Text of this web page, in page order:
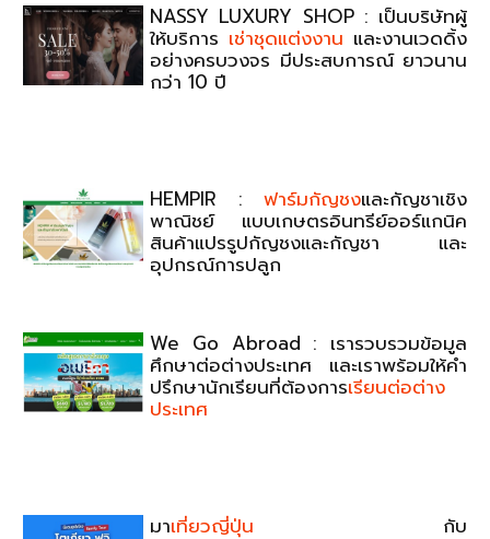
NASSY LUXURY SHOP : เป็นบริษัทผู้
ให้บริการ เช่าชุดแต่งงาน และงานเวดดิ้ง
อย่างครบวงจร มีประสบการณ์ ยาวนาน
กว่า 10 ปี
HEMPIR : ฟาร์มกัญชงและกัญชาเชิง
พาณิชย์ แบบเกษตรอินทรีย์ออร์แกนิค
สินค้าแปรรูปกัญชงและกัญชา และ
อุปกรณ์การปลูก
We Go Abroad : เรารวบรวมข้อมูล
ศึกษาต่อต่างประเทศ และเราพร้อมให้คำ
ปรึกษานักเรียนที่ต้องการเรียนต่อต่าง
ประเทศ
มาเที่ยวญี่ปุ่น กับ